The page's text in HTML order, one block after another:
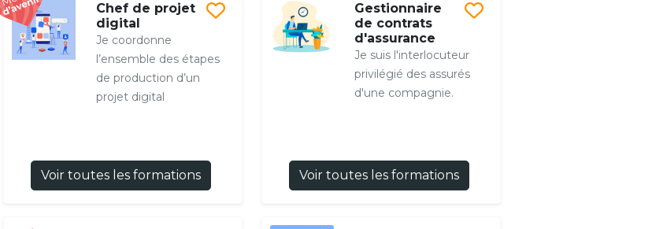
Chef de projet
digital
Je coordonne
l’ensemble des étapes
de production d’un
projet digital
Voir toutes les formations
Gestionnaire
de contrats
d'assurance
Je suis l'interlocuteur
privilégié des assurés
d'une compagnie.
Voir toutes les formations